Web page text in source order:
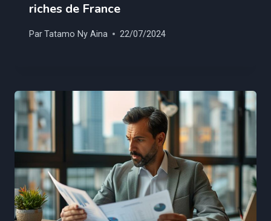
riches de France
ParTatamo Ny Aina 22/07/2024